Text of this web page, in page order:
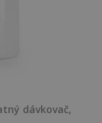
dávkovač,